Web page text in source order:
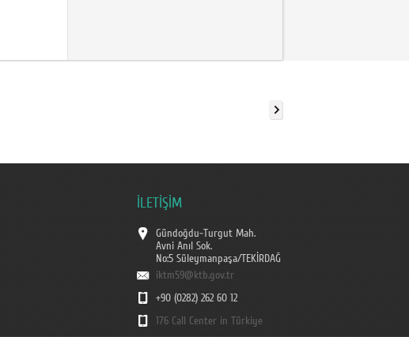
İLETİŞİM
Gündoğdu-Turgut Mah.
Avni Anıl Sok.
No:5 Süleymanpaşa/TEKİRDAĞ
iktm59@ktb.gov.tr
+90 (0282) 262 60 12
176 Call Center in Türkiye